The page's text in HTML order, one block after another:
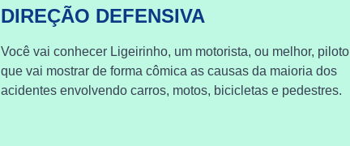
DIREÇÃO DEFENSIVA
Você vai conhecer Ligeirinho, um motorista, ou melhor, piloto
que vai mostrar de forma cômica as causas da maioria dos
acidentes envolvendo carros, motos, bicicletas e pedestres.